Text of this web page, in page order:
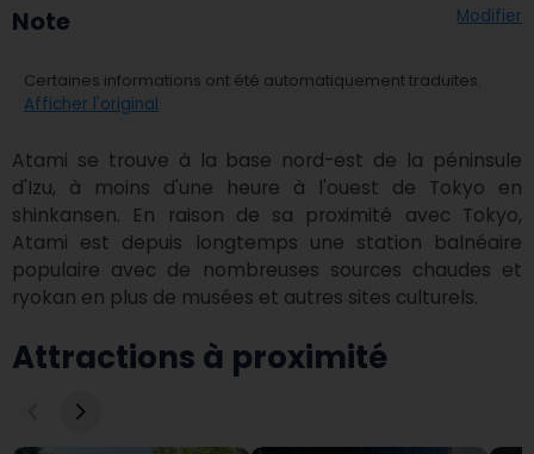
Note Modifier
Certaines informations ont été automatiquement traduites.
Afficher l'original
Atami se trouve à la base nord-est de la péninsule
d'Izu, à moins d'une heure à l'ouest de Tokyo en
shinkansen. En raison de sa proximité avec Tokyo,
Atami est depuis longtemps une station balnéaire
populaire avec de nombreuses sources chaudes et
ryokan en plus de musées et autres sites culturels.
Attractions à proximité